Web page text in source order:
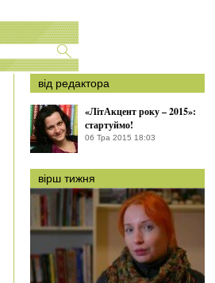
від редактора
«ЛітАкцент року – 2015»:
стартуймо!
06 Тра 2015 18:03
вірш тижня